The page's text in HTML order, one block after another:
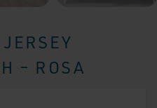
– ROSA